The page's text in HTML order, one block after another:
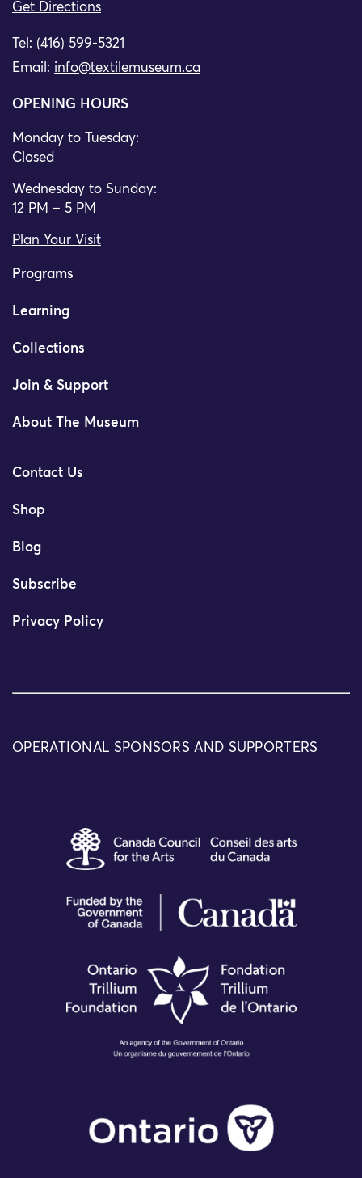
Get Directions
Tel: (416) 599-5321
Email: info@textilemuseum.ca
OPENING HOURS
Monday to Tuesday:
Closed
Wednesday to Sunday:
12 PM – 5 PM
Plan Your Visit
Programs
Learning
Collections
Join & Support
About The Museum
Contact Us
Shop
Blog
Subscribe
Privacy Policy
OPERATIONAL SPONSORS AND SUPPORTERS